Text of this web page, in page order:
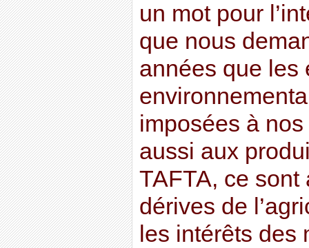
un mot pour
que nous
années que les
imposées à
aussi aux
TAFTA, ce sont
dérives de
les intérêts des